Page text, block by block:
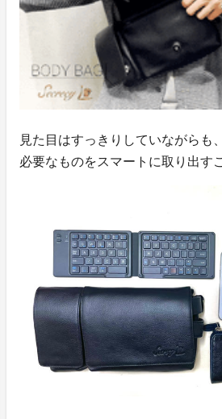
見た目はすっきりしていながらも
必要なものをスマートに取り出す